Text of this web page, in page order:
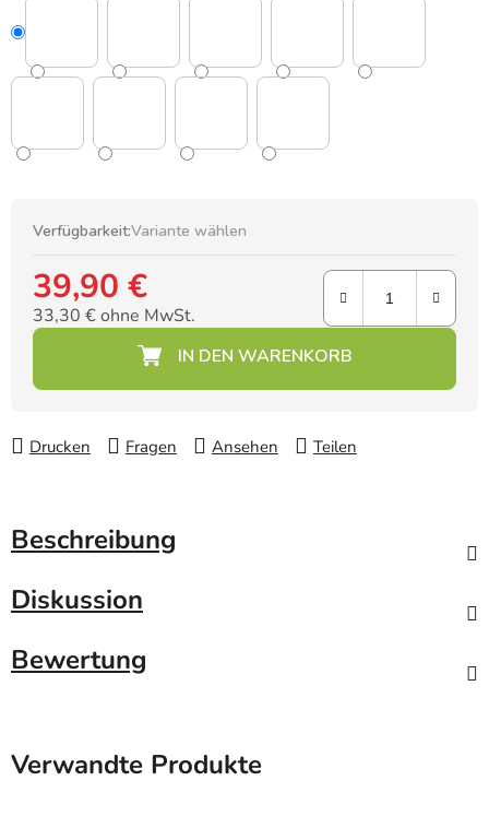
Verfügbarkeit:Variante wählen
39,90 €
33,30 € ohne MwSt.
Drucken Fragen Ansehen Teilen
Beschreibung
Diskussion
Bewertung
Verwandte Produkte